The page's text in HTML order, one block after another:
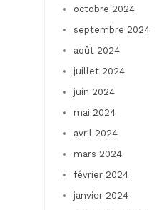
octobre 2024
septembre 2024
août 2024
juillet 2024
juin 2024
mai 2024
avril 2024
mars 2024
février 2024
janvier 2024